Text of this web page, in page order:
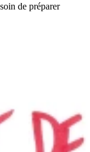
de préparer